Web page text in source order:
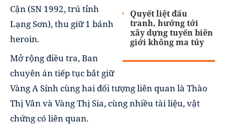
Quyết liệt đấu
tranh, hướng tới
xây dựng tuyến biên
giới không ma túy
Cận (SN 1992, trú tỉnh
Lạng Sơn), thu giữ 1 bánh
heroin.
Mở rộng điều tra, Ban
chuyên án tiếp tục bắt giữ
Vàng A Sính cùng hai đối tượng liên quan là Thào
Thị Vân và Vàng Thị Sia, cùng nhiều tài liệu, vật
chứng có liên quan.